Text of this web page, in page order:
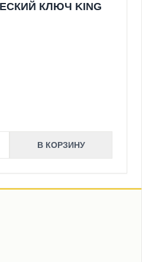
КЛЮЧ KING
В КОРЗИНУ